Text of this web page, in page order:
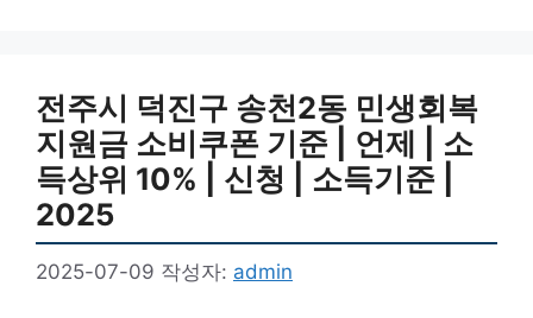
전주시 덕진구 송천2동 민생회복
지원금 소비쿠폰 기준 | 언제 | 소
득상위 10% | 신청 | 소득기준 |
2025
2025-07-09 작성자: admin